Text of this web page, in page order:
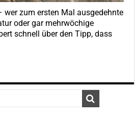
wer zum ersten Mal ausgedehnte
oder gar mehrwöchige
schnell über den Tipp, dass